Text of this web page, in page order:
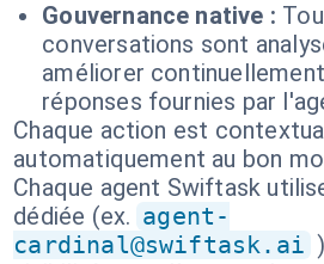
Gouvernance native :
conversations sont
améliorer
réponses fournies par
Chaque action est
automatiquement au bon
Chaque agent Swiftask
dédiée (ex. agent-
cardinal@swiftask.ai